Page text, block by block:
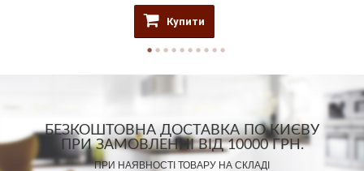
Купити
БЕЗКОШТОВНА ДОСТАВКА ПО КИЄВУ
ПРИ ЗАМОВЛЕННІ ВІД 10000 ГРН.
ПРИ НАЯВНОСТІ ТОВАРУ НА СКЛАДІ